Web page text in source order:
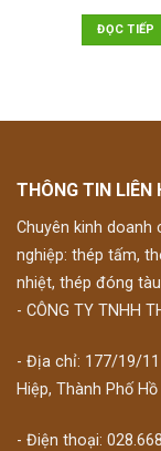
ĐỌC TIẾP
THÔNG TIN LIÊN
Chuyên kinh
nghiệp: thép tấm,
nhiệt, thép đóng
- CÔNG TY TNHH
- Địa chỉ: 177/19/
Hiệp, Thành Phố
- Điện thoại: